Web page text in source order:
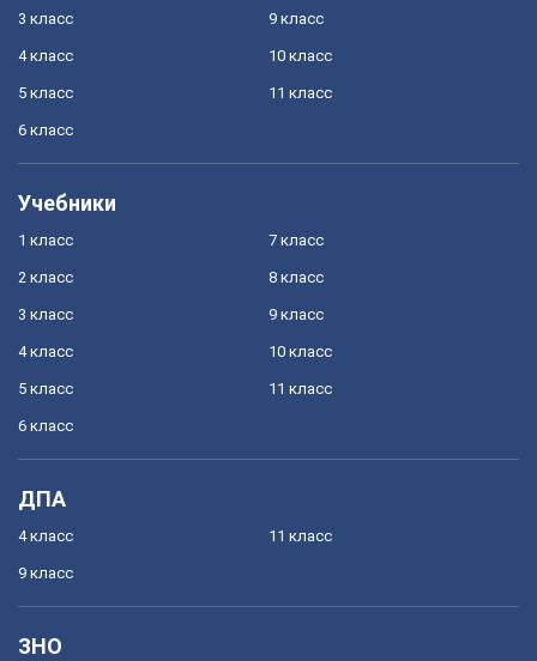
3 класс
4 класс
5 класс
6 класс
9 класс
10 класс
11 класс
Учебники
1 класс
2 класс
3 класс
4 класс
5 класс
6 класс
7 класс
8 класс
9 класс
10 класс
11 класс
ДПА
4 класс
9 класс
11 класс
ЗНО